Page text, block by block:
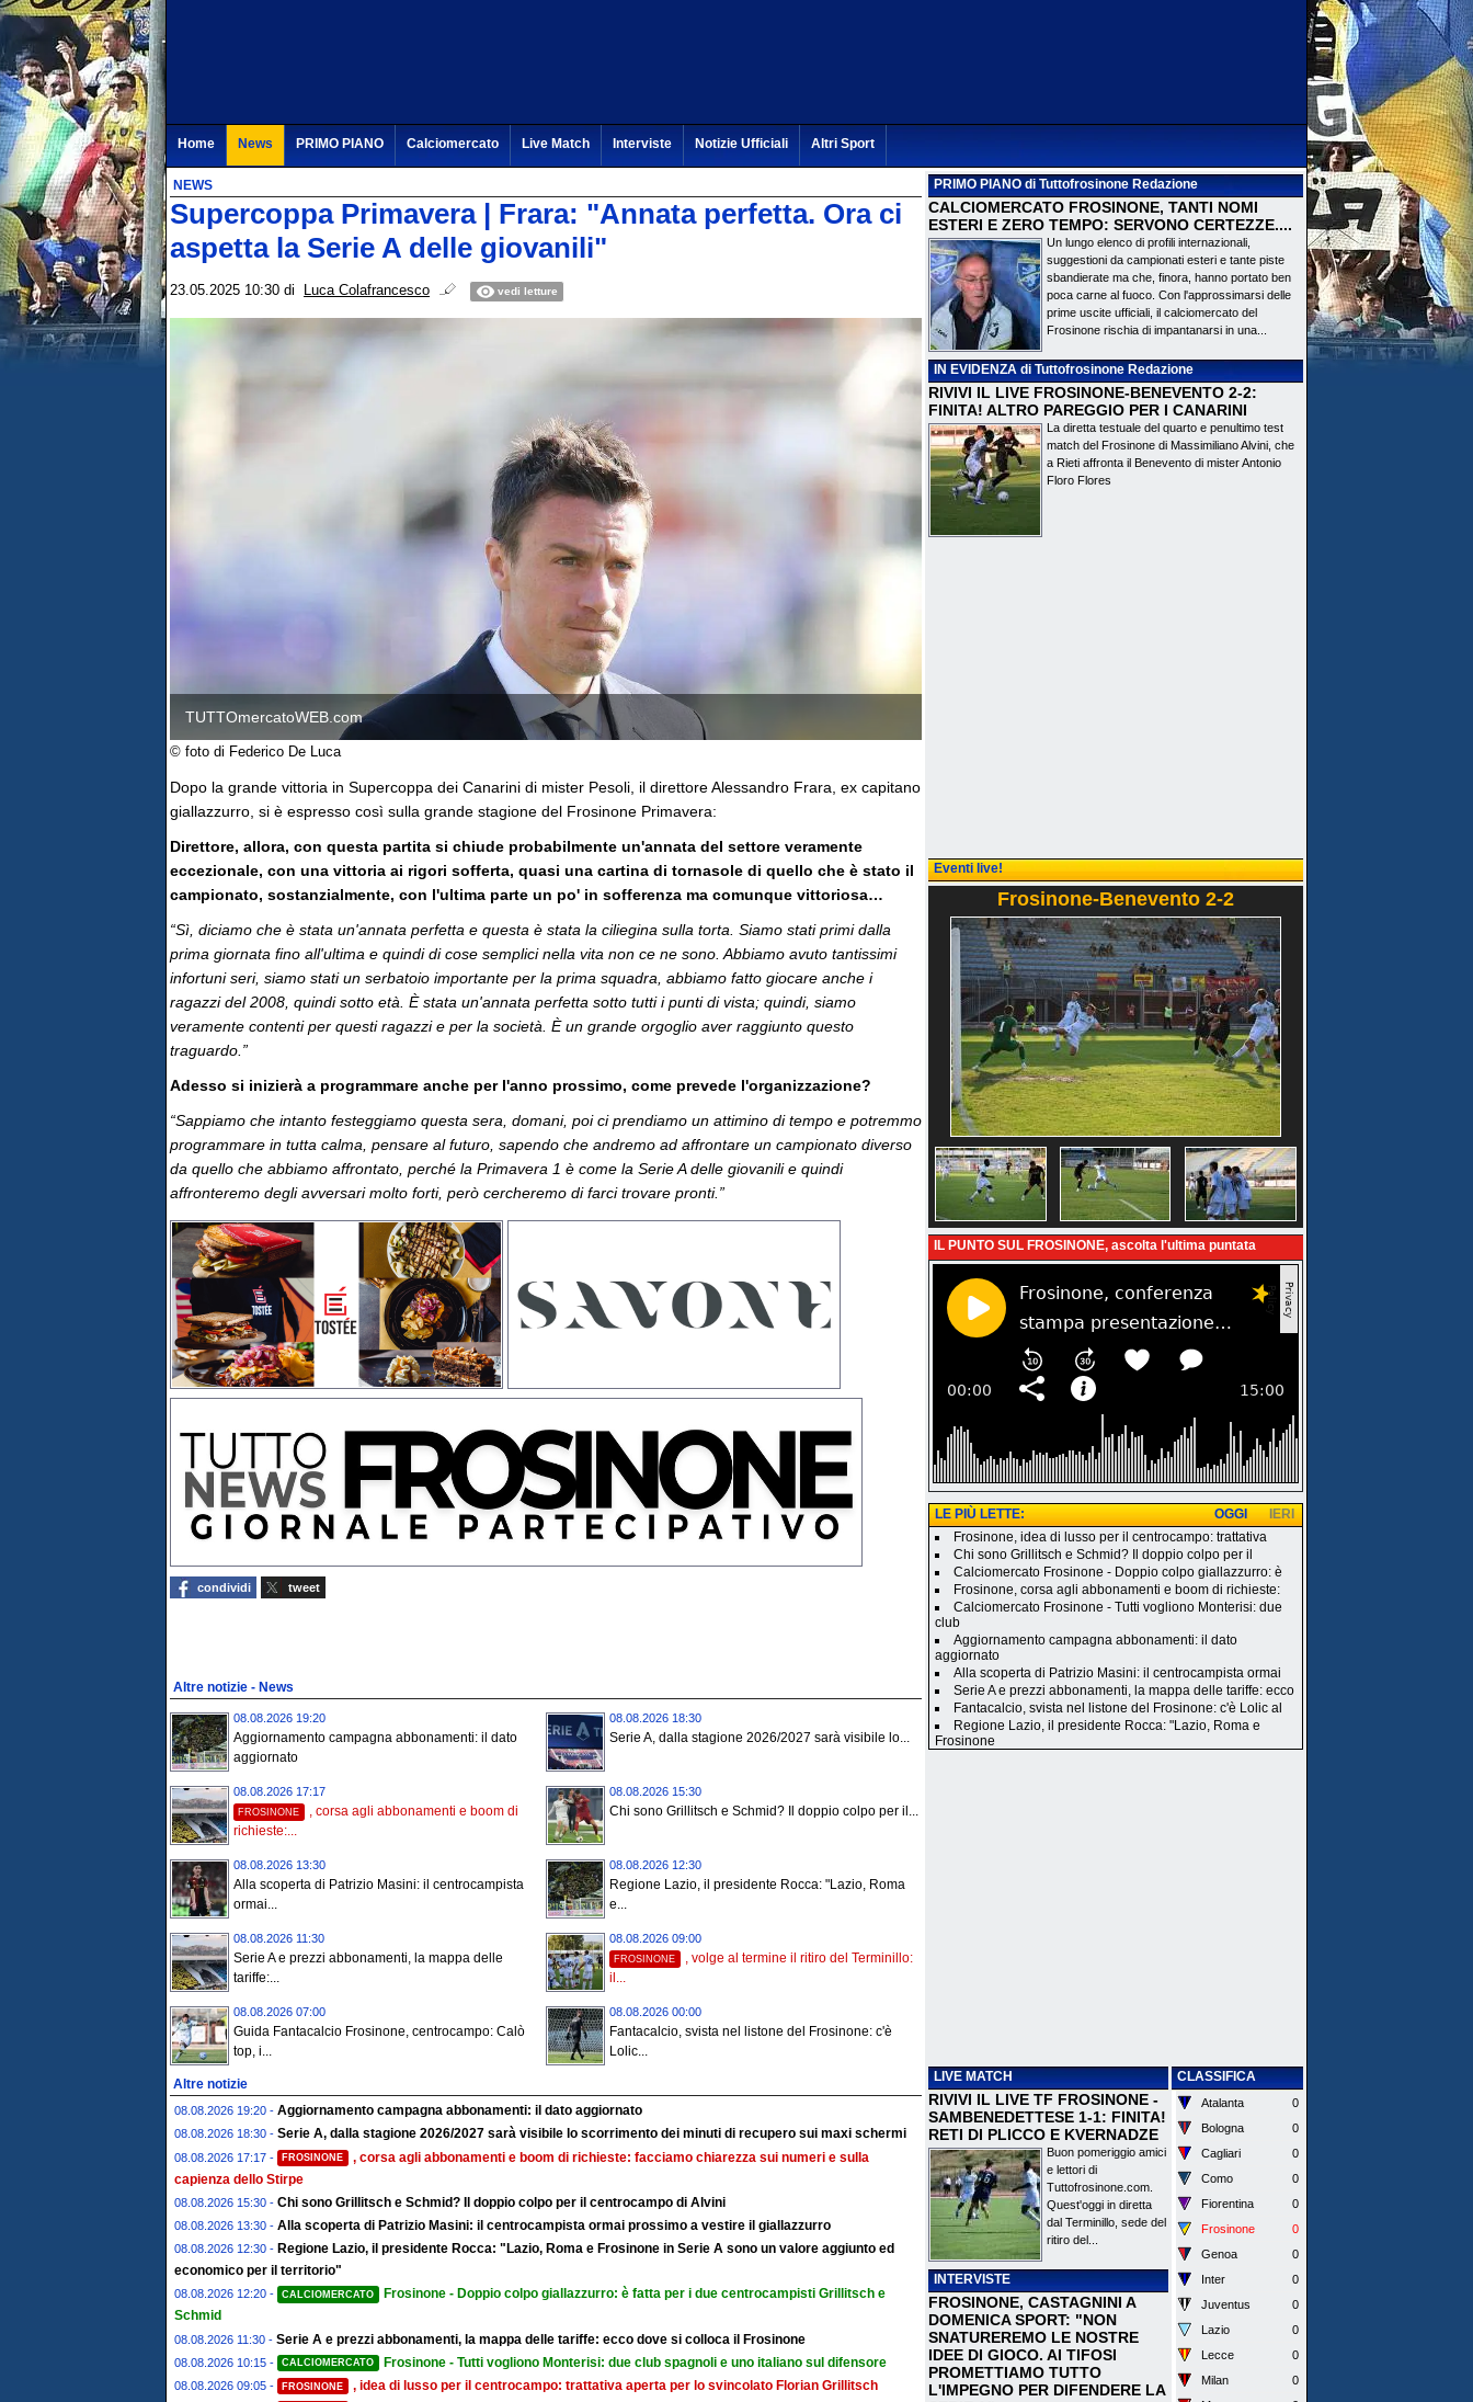
Home News PRIMO PIANO Calciomercato Live Match Interviste Notizie Ufficiali Altri Sport
NEWS
Supercoppa Primavera | Frara: "Annata perfetta. Ora ci
aspetta la Serie A delle giovanili"
23.05.2025 10:30 di Luca Colafrancesco vedi letture
TUTTOmercatoWEB.com
© foto di Federico De Luca
Dopo la grande vittoria in Supercoppa dei Canarini di mister Pesoli, il direttore Alessandro Frara, ex capitano
giallazzurro, si è espresso così sulla grande stagione del Frosinone Primavera:
Direttore, allora, con questa partita si chiude probabilmente un'annata del settore veramente
eccezionale, con una vittoria ai rigori sofferta, quasi una cartina di tornasole di quello che è stato il
campionato, sostanzialmente, con l'ultima parte un po' in sofferenza ma comunque vittoriosa…
“Sì, diciamo che è stata un'annata perfetta e questa è stata la ciliegina sulla torta. Siamo stati primi dalla
prima giornata fino all'ultima e quindi di cose semplici nella vita non ce ne sono. Abbiamo avuto tantissimi
infortuni seri, siamo stati un serbatoio importante per la prima squadra, abbiamo fatto giocare anche i
ragazzi del 2008, quindi sotto età. È stata un'annata perfetta sotto tutti i punti di vista; quindi, siamo
veramente contenti per questi ragazzi e per la società. È un grande orgoglio aver raggiunto questo
traguardo.”
Adesso si inizierà a programmare anche per l'anno prossimo, come prevede l'organizzazione?
“Sappiamo che intanto festeggiamo questa sera, domani, poi ci prendiamo un attimino di tempo e potremmo
programmare in tutta calma, pensare al futuro, sapendo che andremo ad affrontare un campionato diverso
da quello che abbiamo affrontato, perché la Primavera 1 è come la Serie A delle giovanili e quindi
affronteremo degli avversari molto forti, però cercheremo di farci trovare pronti.”
condividi tweet
Altre notizie - News
08.08.2026 19:20
Aggiornamento campagna abbonamenti: il dato
aggiornato
08.08.2026 18:30
Serie A, dalla stagione 2026/2027 sarà visibile lo...
08.08.2026 17:17
FROSINONE
, corsa agli abbonamenti e boom di
richieste:...
08.08.2026 15:30
Chi sono Grillitsch e Schmid? Il doppio colpo per il...
08.08.2026 13:30
Alla scoperta di Patrizio Masini: il centrocampista
ormai...
08.08.2026 12:30
Regione Lazio, il presidente Rocca: "Lazio, Roma
e...
08.08.2026 11:30
Serie A e prezzi abbonamenti, la mappa delle
tariffe:...
08.08.2026 09:00
FROSINONE
, volge al termine il ritiro del Terminillo:
il...
08.08.2026 07:00
Guida Fantacalcio Frosinone, centrocampo: Calò
top, i...
08.08.2026 00:00
Fantacalcio, svista nel listone del Frosinone: c'è
Lolic...
Altre notizie
08.08.2026 19:20 - Aggiornamento campagna abbonamenti: il dato aggiornato
08.08.2026 18:30 - Serie A, dalla stagione 2026/2027 sarà visibile lo scorrimento dei minuti di recupero sui maxi schermi
08.08.2026 17:17 - FROSINONE
, corsa agli abbonamenti e boom di richieste: facciamo chiarezza sui numeri e sulla
capienza dello Stirpe
08.08.2026 15:30 - Chi sono Grillitsch e Schmid? Il doppio colpo per il centrocampo di Alvini
08.08.2026 13:30 - Alla scoperta di Patrizio Masini: il centrocampista ormai prossimo a vestire il giallazzurro
08.08.2026 12:30 - Regione Lazio, il presidente Rocca: "Lazio, Roma e Frosinone in Serie A sono un valore aggiunto ed
economico per il territorio"
08.08.2026 12:20 - CALCIOMERCATO
Frosinone - Doppio colpo giallazzurro: è fatta per i due centrocampisti Grillitsch e
Schmid
08.08.2026 11:30 - Serie A e prezzi abbonamenti, la mappa delle tariffe: ecco dove si colloca il Frosinone
08.08.2026 10:15 - CALCIOMERCATO Frosinone - Tutti vogliono Monterisi: due club spagnoli e uno italiano sul difensore
08.08.2026 09:05 - FROSINONE , idea di lusso per il centrocampo: trattativa aperta per lo svincolato Florian Grillitsch
PRIMO PIANOdi Tuttofrosinone Redazione
CALCIOMERCATO FROSINONE, TANTI NOMI
ESTERI E ZERO TEMPO: SERVONO CERTEZZE....
Un lungo elenco di profili internazionali,
suggestioni da campionati esteri e tante piste
sbandierate ma che, finora, hanno portato ben
poca carne al fuoco. Con l'approssimarsi delle
prime uscite ufficiali, il calciomercato del
Frosinone rischia di impantanarsi in una...
IN EVIDENZAdi Tuttofrosinone Redazione
RIVIVI IL LIVE FROSINONE-BENEVENTO 2-2:
FINITA! ALTRO PAREGGIO PER I CANARINI
La diretta testuale del quarto e penultimo test
match del Frosinone di Massimiliano Alvini, che
a Rieti affronta il Benevento di mister Antonio
Floro Flores
Eventi live!
Frosinone-Benevento 2-2
IL PUNTO SUL FROSINONE, ascolta l'ultima puntata
LE PIÙ LETTE: IERI
OGGI
Frosinone, idea di lusso per il centrocampo: trattativa
Chi sono Grillitsch e Schmid? Il doppio colpo per il
Calciomercato Frosinone - Doppio colpo giallazzurro: è
Frosinone, corsa agli abbonamenti e boom di richieste:
Calciomercato Frosinone - Tutti vogliono Monterisi: due
club
Aggiornamento campagna abbonamenti: il dato
aggiornato
Alla scoperta di Patrizio Masini: il centrocampista ormai
Serie A e prezzi abbonamenti, la mappa delle tariffe: ecco
Fantacalcio, svista nel listone del Frosinone: c'è Lolic al
Regione Lazio, il presidente Rocca: "Lazio, Roma e
Frosinone
LIVE MATCH
RIVIVI IL LIVE TF FROSINONE -
SAMBENEDETTESE 1-1: FINITA!
RETI DI PLICCO E KVERNADZE
Buon pomeriggio amici
e lettori di
Tuttofrosinone.com.
Quest'oggi in diretta
dal Terminillo, sede del
ritiro del...
INTERVISTE
FROSINONE, CASTAGNINI A
DOMENICA SPORT: "NON
SNATUREREMO LE NOSTRE
IDEE DI GIOCO. AI TIFOSI
PROMETTIAMO TUTTO
L'IMPEGNO PER DIFENDERE LA
CLASSIFICA
Atalanta
0
Bologna
0
Cagliari
0
Como
0
Fiorentina
0
Frosinone
0
Genoa
0
Inter
0
Juventus
0
Lazio
0
Lecce
0
Milan
0